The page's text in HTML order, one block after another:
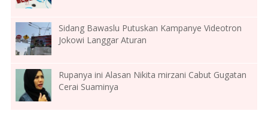
Sidang Bawaslu Putuskan Kampanye Videotron
Jokowi Langgar Aturan
Rupanya ini Alasan Nikita mirzani Cabut Gugatan
Cerai Suaminya